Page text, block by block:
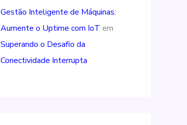
Gestão Inteligente de Máquinas:
Aumente o Uptime com IoT em
Superando o Desafio da
Conectividade Interrupta